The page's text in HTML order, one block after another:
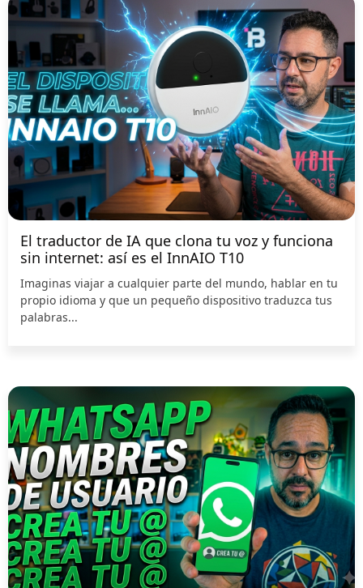
El traductor de IA que clona tu voz y funciona
sin internet: así es el InnAIO T10
Imaginas viajar a cualquier parte del mundo, hablar en tu
propio idioma y que un pequeño dispositivo traduzca tus
palabras...